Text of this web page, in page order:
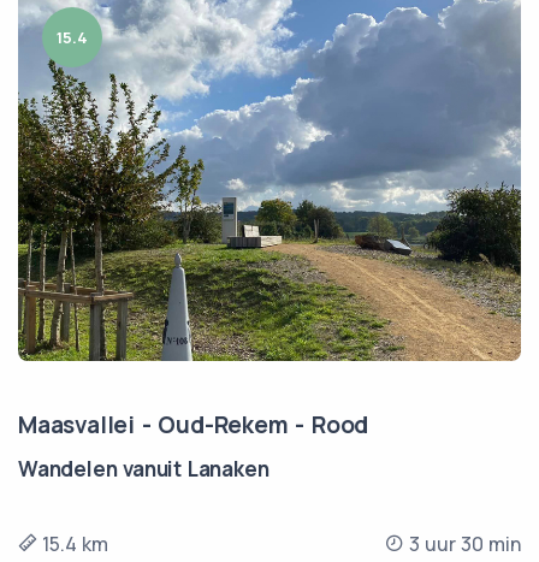
15.4
Maasvallei - Oud-Rekem - Rood
Wandelen vanuit Lanaken
15.4 km 3 uur 30 min